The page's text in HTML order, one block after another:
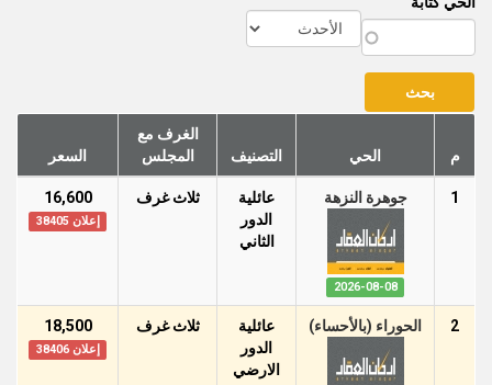
م الحي التصنيف
الغرف مع
المجلس
السعر
1 جوهرة النزهة
2026-08-08
عائلية
الدور
الثاني
ثلاث غرف 16,600
إعلان 38405
2 الحوراء (بالأحساء)
عائلية
الدور
اﻻرضي
ثلاث غرف 18,500
إعلان 38406